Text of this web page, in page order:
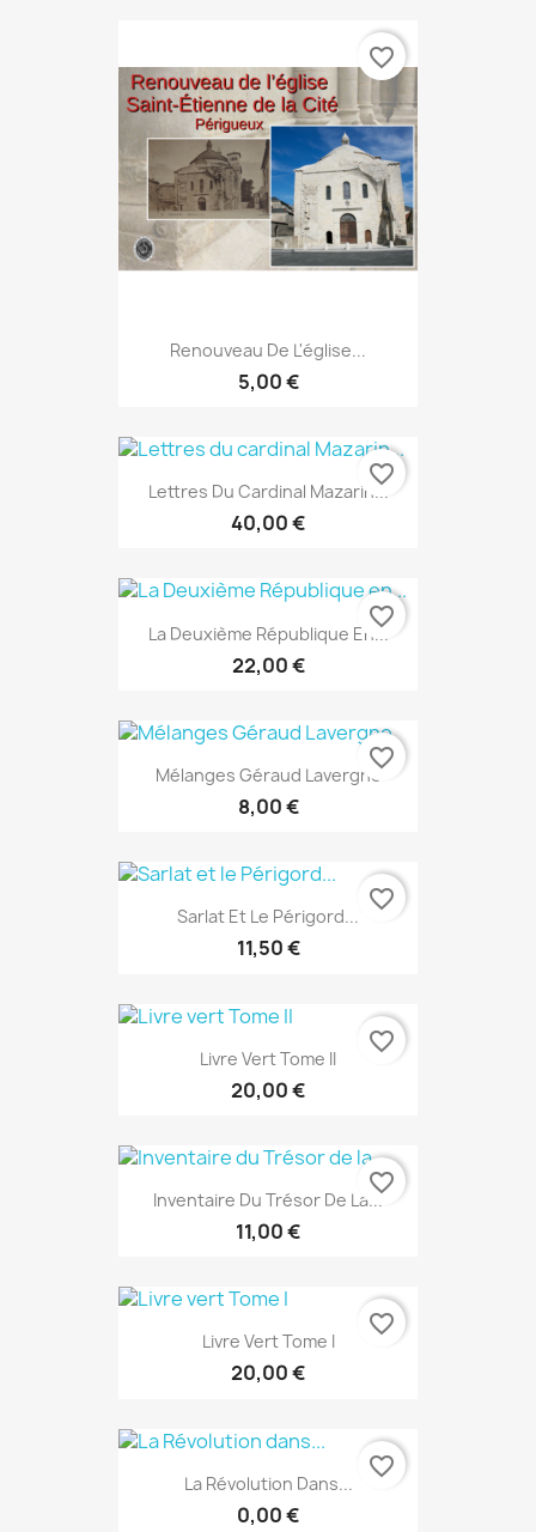
Renouveau De L'église...
5,00 €
favorite_border
Lettres Du Cardinal Mazarin...
40,00 €
favorite_border
La Deuxième République En...
22,00 €
favorite_border
Mélanges Géraud Lavergne
8,00 €
favorite_border
Sarlat Et Le Périgord...
11,50 €
favorite_border
Livre Vert Tome II
20,00 €
favorite_border
Inventaire Du Trésor De La...
11,00 €
favorite_border
Livre Vert Tome I
20,00 €
favorite_border
La Révolution Dans...
0,00 €
favorite_border